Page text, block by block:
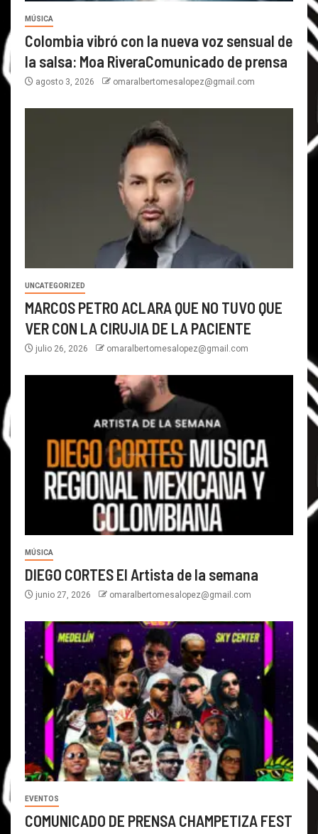
MÚSICA
Colombia vibró con la nueva voz sensual de
la salsa: Moa RiveraComunicado de prensa
agosto 3, 2026 omaralbertomesalopez@gmail.com
UNCATEGORIZED
MARCOS PETRO ACLARA QUE NO TUVO QUE
VER CON LA CIRUJIA DE LA PACIENTE
julio 26, 2026 omaralbertomesalopez@gmail.com
MÚSICA
DIEGO CORTES El Artista de la semana
junio 27, 2026 omaralbertomesalopez@gmail.com
EVENTOS
COMUNICADO DE PRENSA CHAMPETIZA FEST